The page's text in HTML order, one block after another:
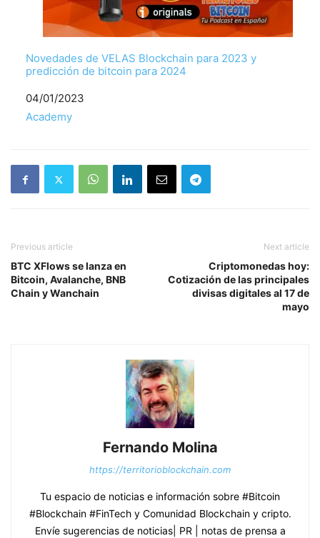
Novedades de VELAS Blockchain para 2023 y
predicción de bitcoin para 2024
Fecha
04/01/2023
Respecto a
Academy
Previous article
BTC XFlows se lanza en
Bitcoin, Avalanche, BNB
Chain y Wanchain
Next article
Criptomonedas hoy:
Cotización de las principales
divisas digitales al 17 de
mayo
Fernando Molina
https://territorioblockchain.com
Tu espacio de noticias e información sobre #Bitcoin
#Blockchain #FinTech y Comunidad Blockchain y cripto.
Envíe sugerencias de noticias| PR | notas de prensa a